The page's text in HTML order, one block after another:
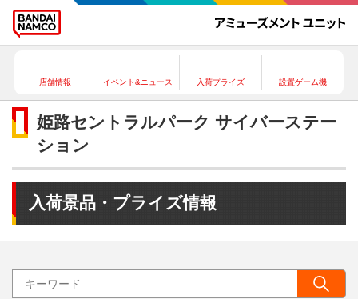
店舗情報 イベント&ニュース 入荷プライズ 設置ゲーム機
姫路セントラルパーク サイバーステー
ション
入荷景品・プライズ情報